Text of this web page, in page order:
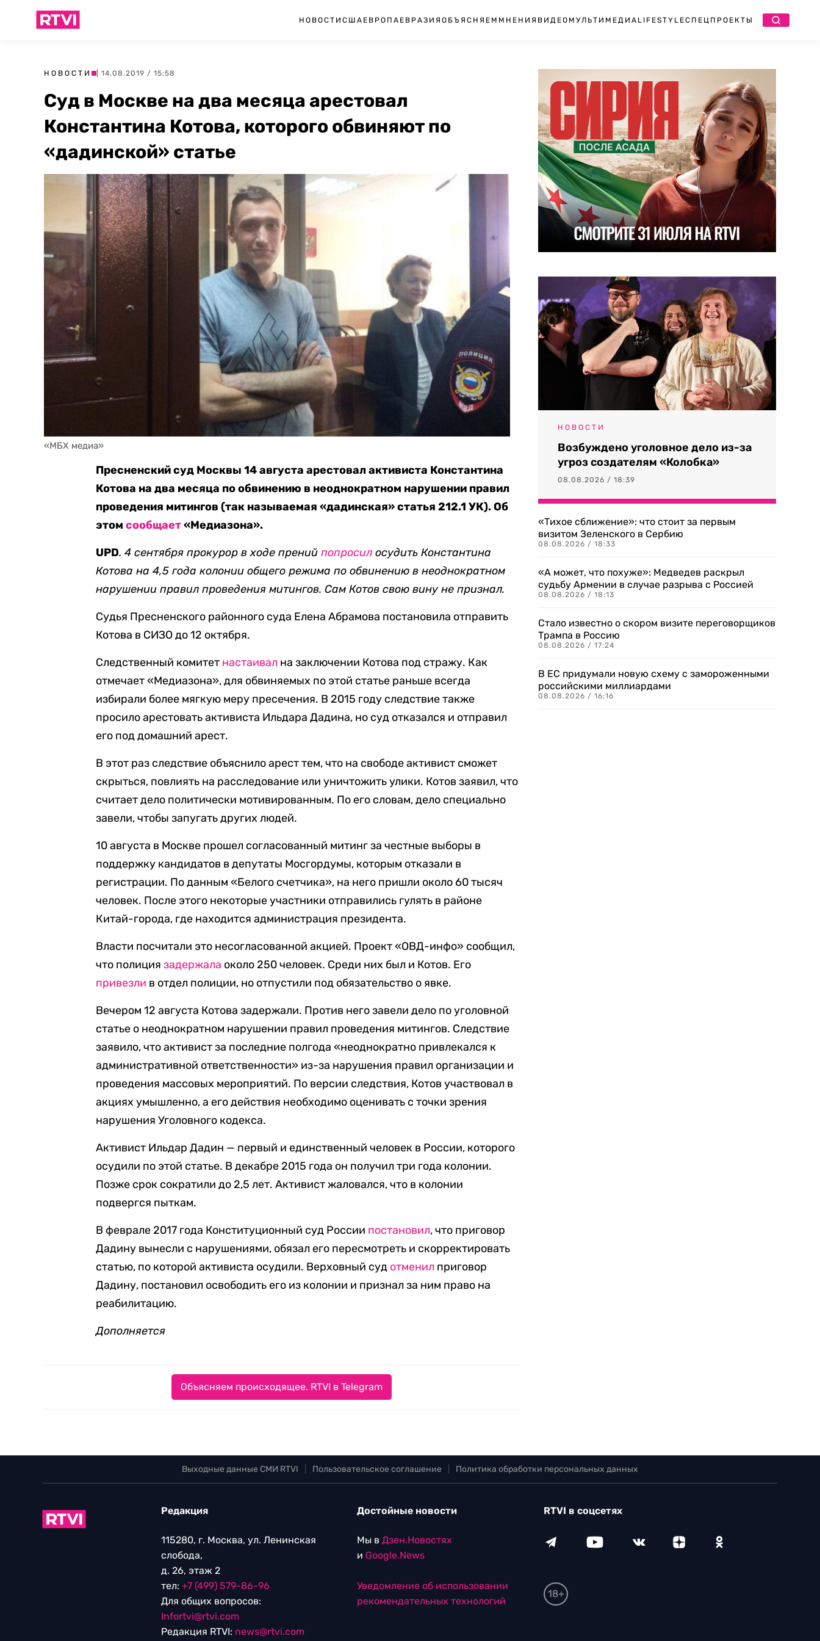
НОВОСТИ США ЕВРОПА ЕВРАЗИЯ ОБЪЯСНЯЕМ МНЕНИЯ ВИДЕО МУЛЬТИМЕДИА LIFESTYLEСПЕЦПРОЕКТЫ
НОВОСТИ | 14.08.2019 / 15:58
Суд в Москве на два месяца арестовал
Константина Котова, которого обвиняют по
«дадинской» статье
«МБХ медиа»
Пресненский суд Москвы 14 августа арестовал активиста Константина
Котова на два месяца по обвинению в неоднократном нарушении правил
проведения митингов (так называемая «дадинская» статья 212.1 УК). Об
этомсообщает«Медиазона».
UPD. 4 сентября прокурор в ходе пренийпопросил осудить Константина
Котова на 4,5 года колонии общего режимапо обвинению в неоднократном
нарушении правил проведения митингов. Сам Котов свою вину не признал.
Судья Пресненского районного суда Елена Абрамова постановила отправить
Котова в СИЗО до 12 октября.
Следственный комитет настаивал на заключении Котова под стражу. Как
отмечает «Медиазона», для обвиняемых по этой статье раньше всегда
избирали более мягкую меру пресечения. В 2015 году следствие также
просило арестовать активиста Ильдара Дадина, но суд отказался и отправил
его под домашний арест.
В этот раз следствие объяснило арест тем, что на свободе активист сможет
скрыться, повлиять на расследование или уничтожить улики. Котов заявил, что
считает дело политически мотивированным. По его словам, дело специально
завели, чтобы запугать других людей.
10 августа в Москве прошел согласованный митинг за честные выборы в
поддержку кандидатов в депутаты Мосгордумы, которым отказали в
регистрации. По данным «Белого счетчика», на него пришли около 60 тысяч
человек. После этого некоторые участники отправились гулять в районе
Китай-города, где находится администрация президента.
Власти посчитали это несогласованной акцией. Проект «ОВД-инфо» сообщил,
что полициязадержала около 250 человек. Среди них был и Котов. Его
привезли в отдел полиции, но отпустили под обязательство о явке.
Вечером 12 августа Котова задержали. Против него завели дело по уголовной
статье о неоднократном нарушении правил проведения митингов. Следствие
заявило, что активист за последние полгода «неоднократно привлекался к
административной ответственности» из-за нарушения правил организации и
проведения массовых мероприятий. По версии следствия, Котов участвовал в
акциях умышленно, а его действия необходимо оценивать с точки зрения
нарушения Уголовного кодекса.
Активист Ильдар Дадин — первый и единственный человек в России, которого
осудили по этой статье. В декабре 2015 года он получил три года колонии.
Позже срок сократили до 2,5 лет. Активист жаловался, что в колонии
подвергся пыткам.
В феврале 2017 года Конституционный суд России постановил, что приговор
Дадину вынесли с нарушениями, обязал его пересмотреть и скорректировать
статью, по которой активиста осудили. Верховный суд отменил приговор
Дадину, постановил освободить его из колонии и признал за ним право на
реабилитацию.
Дополняется
Объясняем происходящее. RTVI в Telegram
НОВОСТИ
Возбуждено уголовное дело из-за
угроз создателям «Колобка»
08.08.2026 / 18:39
«Тихое сближение»: что стоит за первым
визитом Зеленского в Сербию
08.08.2026 / 18:33
«А может, что похуже»: Медведев раскрыл
судьбу Армении в случае разрыва с Россией
08.08.2026 / 18:13
Стало известно о скором визите переговорщиков
Трампа в Россию
08.08.2026 / 17:24
В ЕС придумали новую схему с замороженными
российскими миллиардами
08.08.2026 / 16:16
Выходные данные СМИ RTVI Пользовательское соглашение Политика обработки персональных данных
Редакция
115280, г. Москва, ул. Ленинская
слобода,
д. 26, этаж 2
тел: +7 (499) 579-86-96
Для общих вопросов:
Infortvi@rtvi.com
Редакция RTVI: news@rtvi.com
Достойные новости
Мы в Дзен.Новостях
и Google.News
Уведомление об использовании
рекомендательных технологий
RTVI в соцсетях
18+